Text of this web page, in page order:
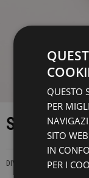
SNEAKERS
DIVE
QUESTO
PER
SITO
IN
PER I